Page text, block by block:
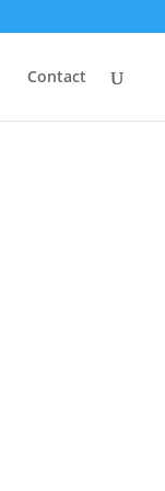
Contact